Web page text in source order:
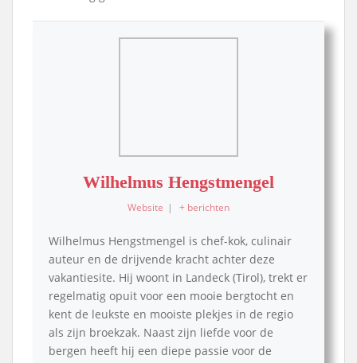
Wilhelmus Hengstmengel
Website | + berichten
Wilhelmus Hengstmengel is chef-kok, culinair
auteur en de drijvende kracht achter deze
vakantiesite. Hij woont in Landeck (Tirol), trekt er
regelmatig opuit voor een mooie bergtocht en
kent de leukste en mooiste plekjes in de regio
als zijn broekzak. Naast zijn liefde voor de
bergen heeft hij een diepe passie voor de